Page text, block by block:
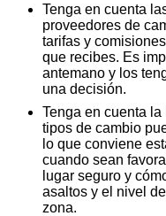
Tenga en cuenta
proveedores de
tarifas y
que recibes. Es
antemano y los
una decisión.
Tenga en cuenta
tipos de cambio
lo que conviene
cuando sean
lugar seguro y
asaltos y el nivel
zona.